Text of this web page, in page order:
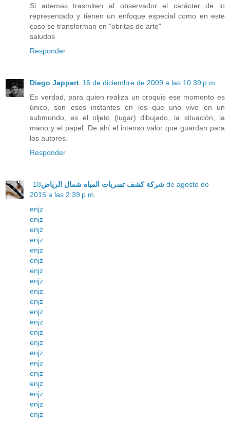
Si ademas trasmiten al observador el carácter de lo
representado y tienen un enfoque especial como en este
caso se transforman en "obritas de arte"
saludos
Responder
Diego Jappert 16 de diciembre de 2009 a las 10:39 p.m.
Es verdad, para quien realiza un croquis ese momento es
único, son esos instantes en los que uno vive en un
submundo, es el oljeto (lugar) dibujado, la situación, la
mano y el papel. De ahí el intenso valor que guardan para
los autores.
Responder
شركة كشف تسربات المياه شمال الرياض18 de agosto de
2015 a las 2:39 p.m.
enjz
enjz
enjz
enjz
enjz
enjz
enjz
enjz
enjz
enjz
enjz
enjz
enjz
enjz
enjz
enjz
enjz
enjz
enjz
enjz
enjz